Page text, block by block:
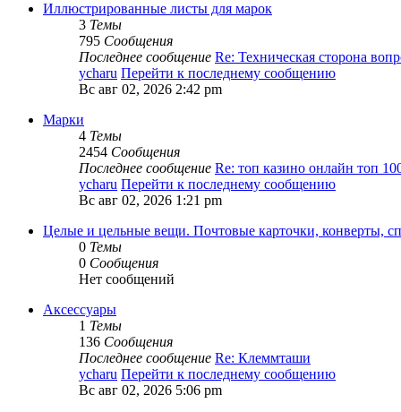
Иллюстрированные листы для марок
3 Темы
795 Сообщения
Последнее сообщение Re: Техническая сторона
ycharu Перейти к последнему сообщению
Вс авг 02, 2026 2:42 pm
Марки
4 Темы
2454 Сообщения
Последнее сообщение Re: топ казино онлайн топ
ycharu Перейти к последнему сообщению
Вс авг 02, 2026 1:21 pm
Целые и цельные вещи. Почтовые карточки, конверты,
0 Темы
0 Сообщения
Нет сообщений
Аксессуары
1 Темы
136 Сообщения
Последнее сообщение Re: Клеммташи
ycharu Перейти к последнему сообщению
Вс авг 02, 2026 5:06 pm